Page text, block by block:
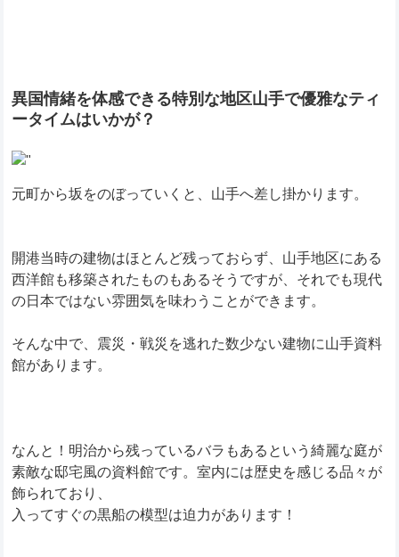
異国情緒を体感できる特別な地区山手で優雅なティ
ータイムはいかが？
元町から坂をのぼっていくと、山手へ差し掛かります。
開港当時の建物はほとんど残っておらず、山手地区にある
西洋館も移築されたものもあるそうですが、それでも現代
の日本ではない雰囲気を味わうことができます。
そんな中で、震災・戦災を逃れた数少ない建物に山手資料
館があります。
なんと！明治から残っているバラもあるという綺麗な庭が
素敵な邸宅風の資料館です。室内には歴史を感じる品々が
飾られており、
入ってすぐの黒船の模型は迫力があります！